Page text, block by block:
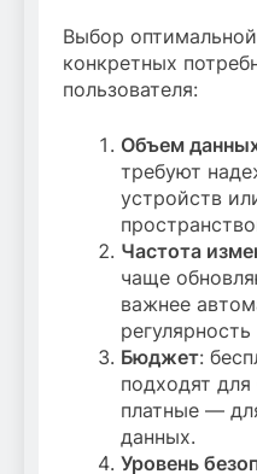
Выбор
конкретных
пользователя:
Объем
требуют
устройств
Частота
чаще
важнее
Бюджет:
подходят
платные —
данных.
Уровень